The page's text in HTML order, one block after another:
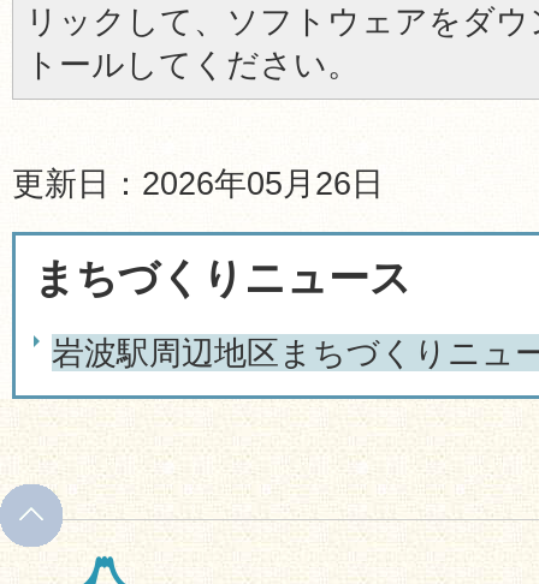
リックして、ソフトウェアをダ
トールしてください。
更新日：2026年05月26日
まちづくりニュース
岩波駅周辺地区まちづくりニュ